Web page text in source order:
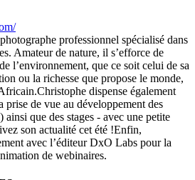
professionnel spécialisé dans
Amateur de nature, il s’efforce de
l’environnement, que ce soit celui de sa
ou la richesse que propose le monde,
dispense également
prise de vue au développement des
que des stages - avec une petite
son actualité cet été !Enfin,
avec l’éditeur DxO Labs pour la
de webinaires.